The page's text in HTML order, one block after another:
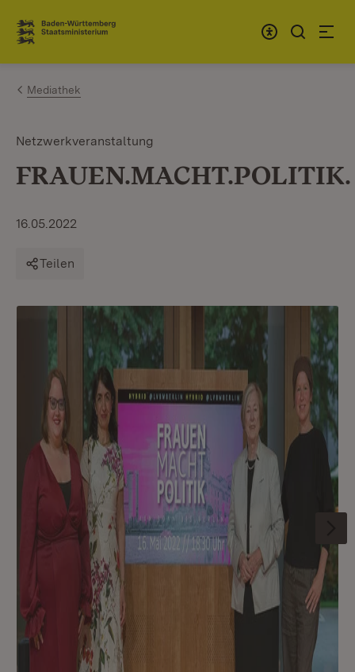
Zum Inhalt springen
Link zur Startseite
Mediathek
Netzwerkveranstaltung
FRAUEN.MACHT.POLITIK.
16.05.2022
Teilen